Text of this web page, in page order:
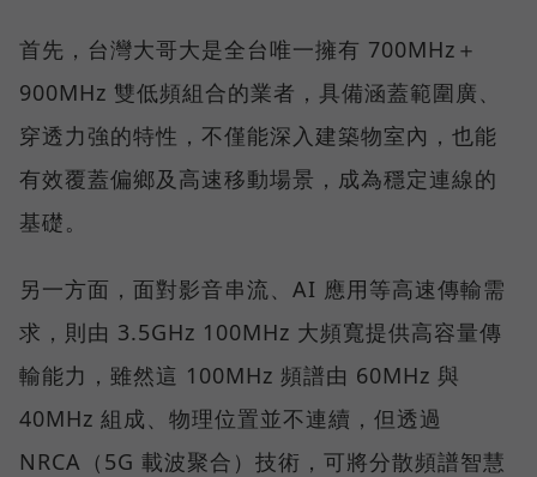
首先，台灣大哥大是全台唯一擁有 700MHz＋
900MHz 雙低頻組合的業者，具備涵蓋範圍廣、
穿透力強的特性，不僅能深入建築物室內，也能
有效覆蓋偏鄉及高速移動場景，成為穩定連線的
基礎。
另一方面，面對影音串流、AI 應用等高速傳輸需
求，則由 3.5GHz 100MHz 大頻寬提供高容量傳
輸能力，雖然這 100MHz 頻譜由 60MHz 與
40MHz 組成、物理位置並不連續，但透過
NRCA（5G 載波聚合）技術，可將分散頻譜智慧